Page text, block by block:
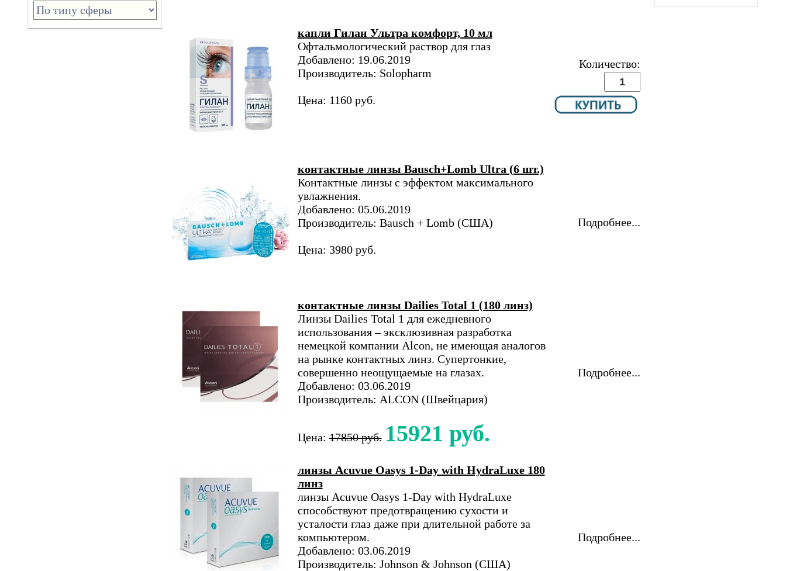
капли Гилан Ультра комфорт, 10 мл
Офтальмологический раствор для глаз
Добавлено: 19.06.2019
Производитель: Solopharm
Цена: 1160 руб.
Количество:
контактные линзы Bausch+Lomb Ultra (6 шт.)
Контактные линзы с эффектом максимального
увлажнения.
Добавлено: 05.06.2019
Производитель: Bausch + Lomb (США)
Цена: 3980 руб.
Подробнее...
контактные линзы Dailies Total 1 (180 линз)
Линзы Dailies Total 1 для ежедневного
использования – эксклюзивная разработка
немецкой компании Alcon, не имеющая аналогов
на рынке контактных линз. Супертонкие,
совершенно неощущаемые на глазах.
Добавлено: 03.06.2019
Производитель: ALCON (Швейцария)
Цена:17850 руб. 15921 руб.
Подробнее...
линзы Acuvue Oasys 1-Day with HydraLuxe 180
линз
линзы Acuvue Oasys 1-Day with HydraLuxe
способствуют предотвращению сухости и
усталости глаз даже при длительной работе за
компьютером.
Добавлено: 03.06.2019
Производитель: Johnson & Johnson (США)
Подробнее...